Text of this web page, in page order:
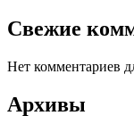
Свежие
Нет комментариев
Архивы